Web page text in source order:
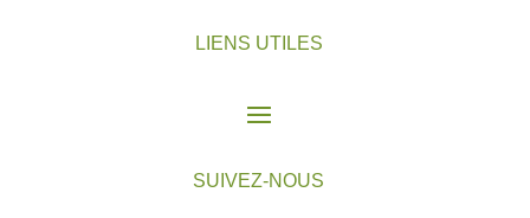
LIENS UTILES
SUIVEZ-NOUS